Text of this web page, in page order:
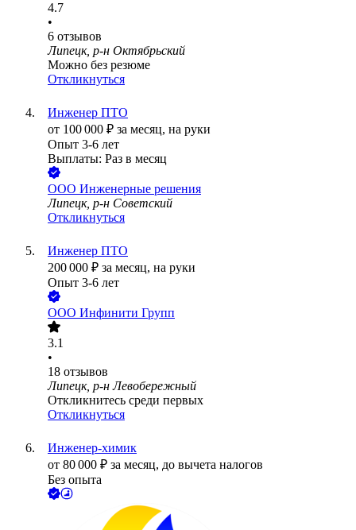
4.7
•
6 отзывов
Липецк, р-н Октябрьский
Можно без резюме
Откликнуться
Инженер ПТО
от 100 000 ₽ за месяц, на руки
Опыт 3-6 лет
Выплаты: Раз в месяц
ООО Инженерные решения
Липецк, р-н Советский
Откликнуться
Инженер ПТО
200 000 ₽ за месяц, на руки
Опыт 3-6 лет
ООО Инфинити Групп
3.1
•
18 отзывов
Липецк, р-н Левобережный
Откликнитесь среди первых
Откликнуться
Инженер-химик
от 80 000 ₽ за месяц, до вычета налогов
Без опыта